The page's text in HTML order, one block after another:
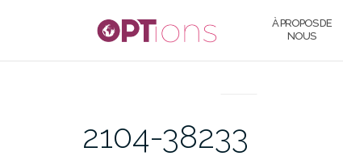
À PROPOS DE
NOUS
2104-38233